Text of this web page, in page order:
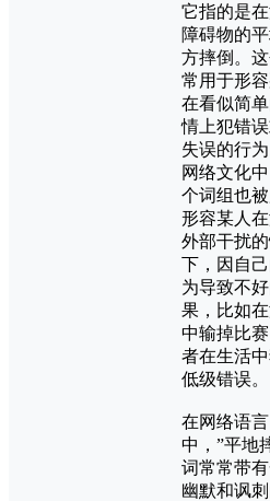
它指的是
障碍物的
方摔倒。
常用于形
在看似简
情上犯错
失误的行
网络文化
个词组也
形容某人
外部干扰
下，因自
为导致不
果，比如
中输掉比
者在生活
低级错误。
在网络语言
中，”平地
词常常带
幽默和讽